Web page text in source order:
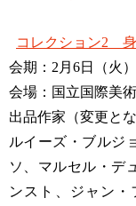
コレクション2
会期：2月6日（火
会場：国立国際美
出品作家（変更と
ルイーズ・ブルジ
ソ、マルセル・デ
ンスト、ジャン